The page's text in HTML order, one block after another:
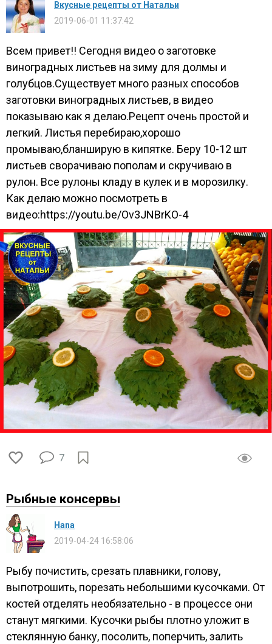
Вкусные рецепты от Натальи
2019-06-01 11:37:42
Всем привет!! Сегодня видео о заготовке
виноградных листьев на зиму для долмы и
голубцов.Существует много разных способов
заготовки виноградных листьев, в видео
показываю как я делаю.Рецепт очень простой и
легкий. Листья перебираю,хорошо
промываю,бланширую в кипятке. Беру 10-12 шт
листьев сворачиваю пополам и скручиваю в
рулон. Все рулоны кладу в кулек и в морозилку.
Как делаю можно посмотреть в
видео:https://youtu.be/Ov3JNBrKO-4
7
​Рыбные консервы
Нana
2019-04-24 16:58:06
Рыбу почистить, срезать плавники, голову,
выпотрошить, порезать небольшими кусочками. От
костей отделять необязательно - в процессе они
станут мягкими. Кусочки рыбы плотно уложит в
стеклянную банку, посолить, поперчить, залить